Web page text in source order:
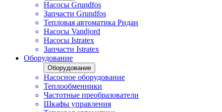
Насосы Grundfos
Запчасти Grundfos
Тепловая автоматика Ридан
Насосы Vandjord
Насосы Istratex
Запчасти Istratex
Оборудование
Оборудование
Насосное оборудование
Теплообменники
Частотные преобразователи
Шкафы управления